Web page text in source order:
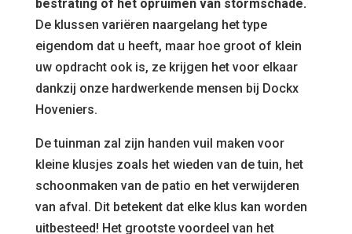
bestrating of het opruimen van stormschade.
De klussen variëren naargelang het type
eigendom dat u heeft, maar hoe groot of klein
uw opdracht ook is, ze krijgen het voor elkaar
dankzij onze hardwerkende mensen bij Dockx
Hoveniers.
De tuinman zal zijn handen vuil maken voor
kleine klusjes zoals het wieden van de tuin, het
schoonmaken van de patio en het verwijderen
van afval. Dit betekent dat elke klus kan worden
uitbesteed! Het grootste voordeel van het